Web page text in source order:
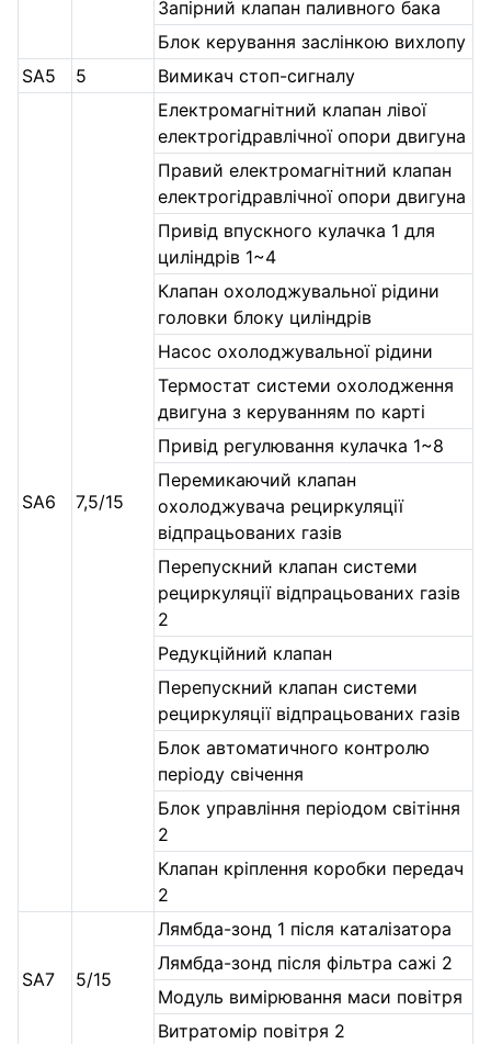
Запірний клапан паливного бака
Блок керування заслінкою вихлопу
SA5
5 Вимикач стоп-сигналу
SA6 7,5/15
Електромагнітний клапан лівої
електрогідравлічної опори двигуна
Правий електромагнітний клапан
електрогідравлічної опори двигуна
Привід впускного кулачка 1 для
циліндрів 1~4
Клапан охолоджувальної рідини
головки блоку циліндрів
Насос охолоджувальної рідини
Термостат системи охолодження
двигуна з керуванням по карті
Привід регулювання кулачка 1~8
Перемикаючий клапан
охолоджувача рециркуляції
відпрацьованих газів
Перепускний клапан системи
рециркуляції відпрацьованих газів
2
Редукційний клапан
Перепускний клапан системи
рециркуляції відпрацьованих газів
Блок автоматичного контролю
періоду свічення
Блок управління періодом світіння
2
Клапан кріплення коробки передач
2
SA7 5/15
Лямбда-зонд 1 після каталізатора
Лямбда-зонд після фільтра сажі 2
Модуль вимірювання маси повітря
Витратомір повітря 2